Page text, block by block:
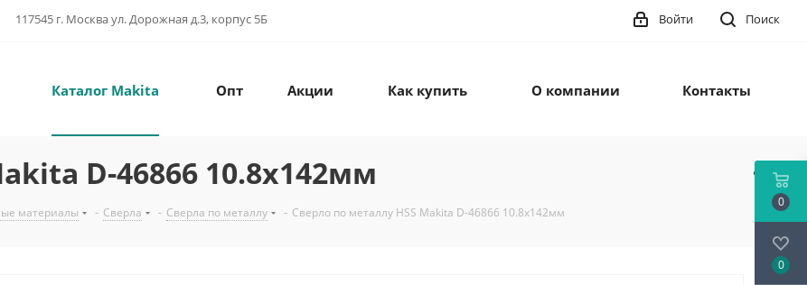
117545 г. Москва ул. Дорожная д.3, корпус 5Б Поиск
Войти
Каталог Makita Опт Акции Как купить О компании Контакты
D-46866 10.8x142мм
материалы - Сверла - Сверла по металлу - Сверло по металлу HSS Makita D-46866 10.8x142мм
0
0